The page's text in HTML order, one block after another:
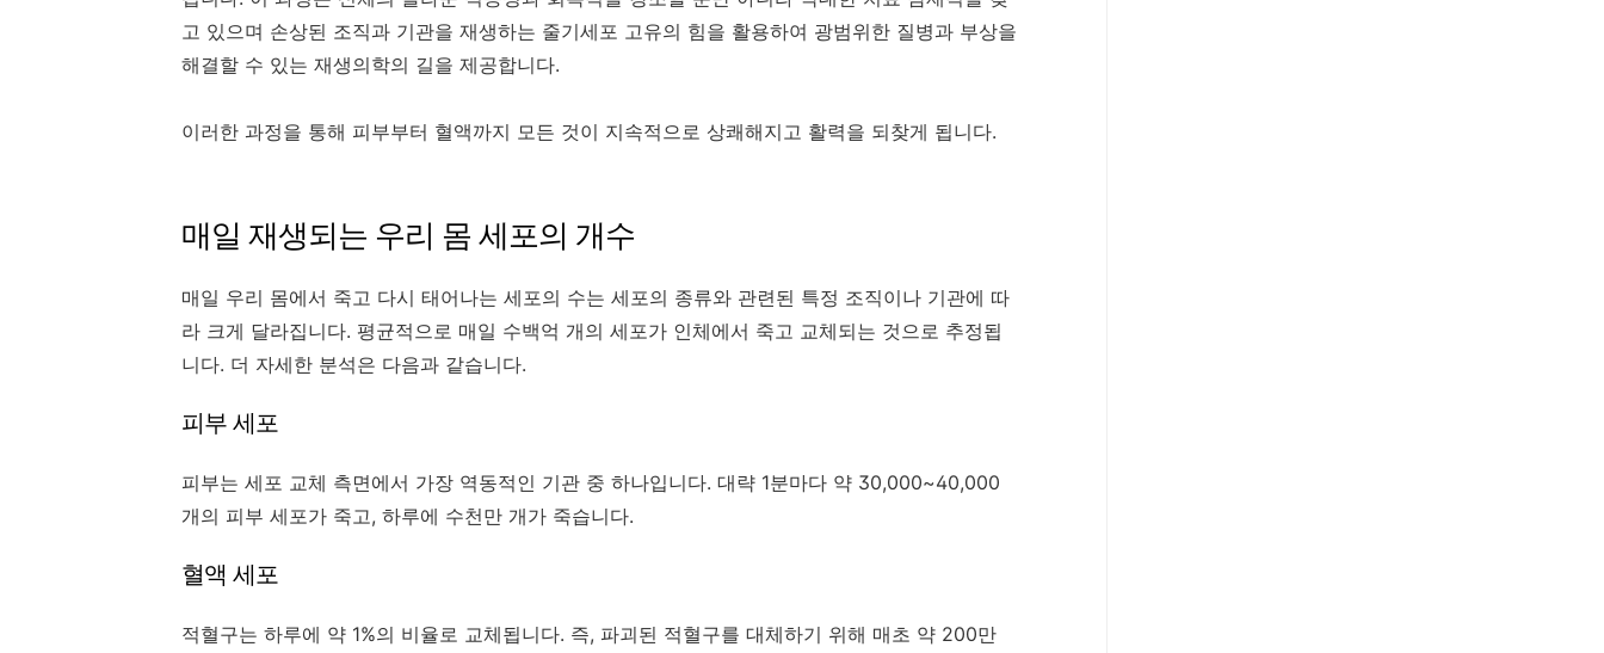
고 있으며 손상된 조직과 기관을 재생하는 줄기세포 고유의 힘을 활용하여 광범위한 질병과 부상을
해결할 수 있는 재생의학의 길을 제공합니다.
이러한 과정을 통해 피부부터 혈액까지 모든 것이 지속적으로 상쾌해지고 활력을 되찾게 됩니다.
매일 재생되는 우리 몸 세포의 개수
매일 우리 몸에서 죽고 다시 태어나는 세포의 수는 세포의 종류와 관련된 특정 조직이나 기관에 따
라 크게 달라집니다. 평균적으로 매일 수백억 개의 세포가 인체에서 죽고 교체되는 것으로 추정됩
니다. 더 자세한 분석은 다음과 같습니다.
피부 세포
피부는 세포 교체 측면에서 가장 역동적인 기관 중 하나입니다. 대략 1분마다 약 30,000~40,000
개의 피부 세포가 죽고, 하루에 수천만 개가 죽습니다.
혈액 세포
적혈구는 하루에 약 1%의 비율로 교체됩니다. 즉, 파괴된 적혈구를 대체하기 위해 매초 약 200만